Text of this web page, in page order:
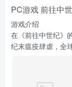
PC游戏 前往中
游戏介绍
在《前往中世纪》
纪末瘟疫肆虐，全